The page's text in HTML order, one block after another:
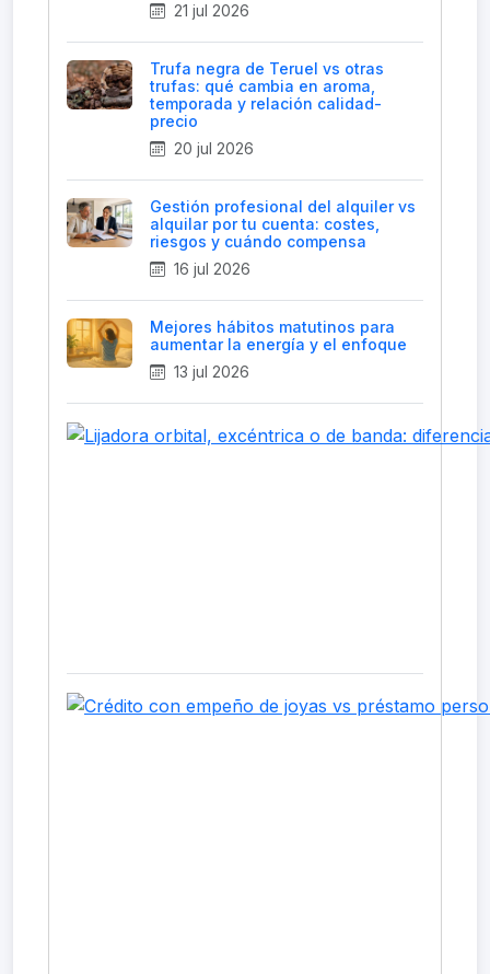
21 jul 2026
Trufa negra de Teruel vs otras
trufas: qué cambia en aroma,
temporada y relación calidad-
precio
20 jul 2026
Gestión profesional del alquiler vs
alquilar por tu cuenta: costes,
riesgos y cuándo compensa
16 jul 2026
Mejores hábitos matutinos para
aumentar la energía y el enfoque
13 jul 2026